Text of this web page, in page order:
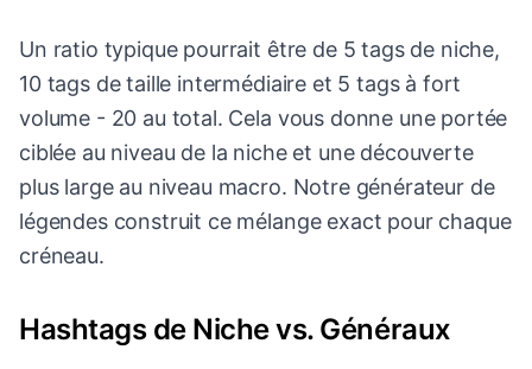
Un ratio typique pourrait être de 5 tags de niche,
10 tags de taille intermédiaire et 5 tags à fort
volume - 20 au total. Cela vous donne une portée
ciblée au niveau de la niche et une découverte
plus large au niveau macro. Notre générateur de
légendes construit ce mélange exact pour chaque
créneau.
Hashtags de Niche vs. Généraux